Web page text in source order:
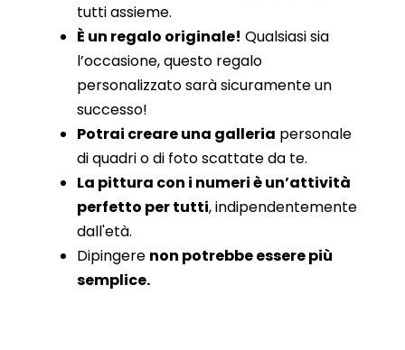
tutti assieme.
È un regalo originale! Qualsiasi sia
l’occasione, questo regalo
personalizzato sarà sicuramente un
successo!
Potrai creare una galleria personale
di quadri o di foto scattate da te.
La pittura con i numeri è un’attività
perfetto per tutti, indipendentemente
dall'età.
Dipingere non potrebbe essere più
semplice.